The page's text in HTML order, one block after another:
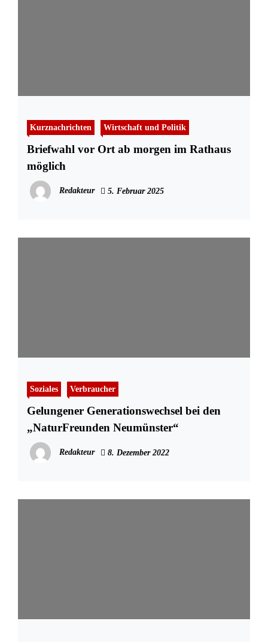
Kurznachrichten Wirtschaft und Politik
Briefwahl vor Ort ab morgen im Rathaus
möglich
Redakteur 5. Februar 2025
Soziales Verbraucher
Gelungener Generationswechsel bei den
„NaturFreunden Neumünster“
Redakteur 8. Dezember 2022